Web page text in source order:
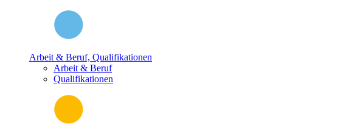
Arbeit & Beruf, Qualifikationen
Arbeit & Beruf
Qualifikationen